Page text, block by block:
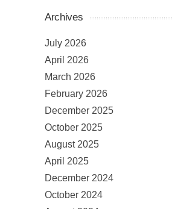
Archives
July 2026
April 2026
March 2026
February 2026
December 2025
October 2025
August 2025
April 2025
December 2024
October 2024